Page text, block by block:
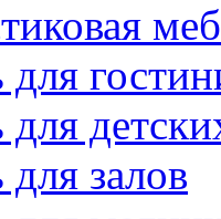
залов